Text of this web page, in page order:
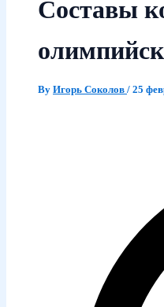
Составы
By Игорь Соколов / 25